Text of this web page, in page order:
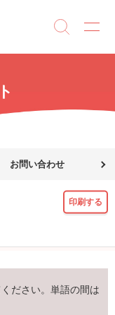
お問い合わせ
印刷する
ださい。単語の間は